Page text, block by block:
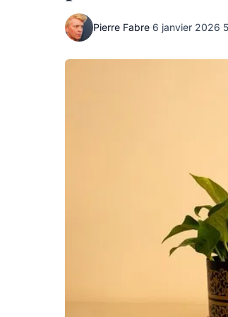
Pierre Fabre·6 janvier 2026·